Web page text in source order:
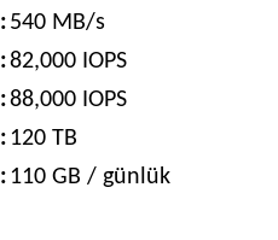
: 540 MB/s
:82,000 IOPS
:88,000 IOPS
: 120 TB
: 110 GB / günlük